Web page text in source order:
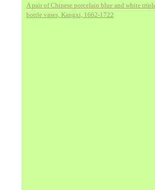
A pair of Chinese porcelain blue and white
bottle vases, Kangxi, 1662-1722